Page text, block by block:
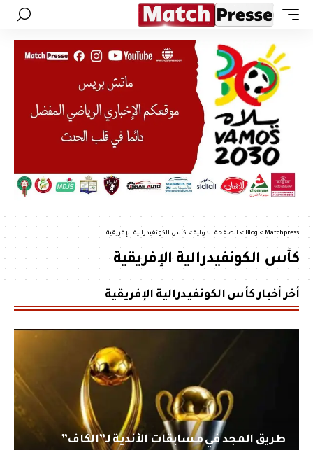
Matchpress
>
Blog
> الصفحة الدولية > كأس الكونفيدرالية الإفريقية
كأس الكونفيدرالية الإفريقية
أخر أخبار كأس الكونفيدرالية الإفريقية
طريق المجد في مسابقات الأندية لـ”الكاف”